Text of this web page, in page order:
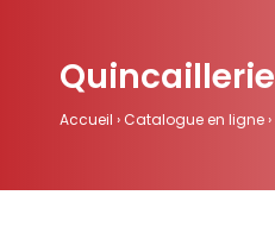
Quincaillerie
Accueil › Catalogue en ligne ›